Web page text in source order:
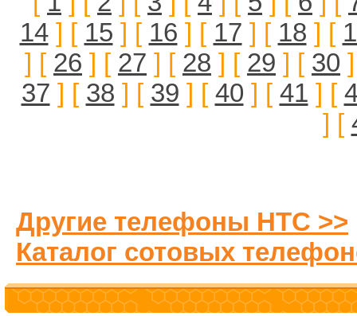
14] [ 15 ] [ 16 ] [ 17 ] [ 18 ] [
] [ 26 ] [ 27 ] [ 28 ] [ 29 ] [ 30
37 ] [ 38 ] [ 39 ] [ 40 ] [ 41 ] [
] [
Другие телефоны HTC >>
Каталог сотовых